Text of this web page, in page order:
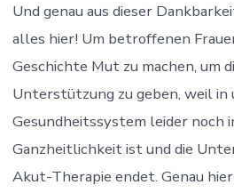
Und genau aus dieser
alles hier! Um betroffenen
Geschichte Mut zu machen, um
Unterstützung zu geben, weil in
Gesundheitssystem leider noch
Ganzheitlichkeit ist und die
Akut-Therapie endet. Genau